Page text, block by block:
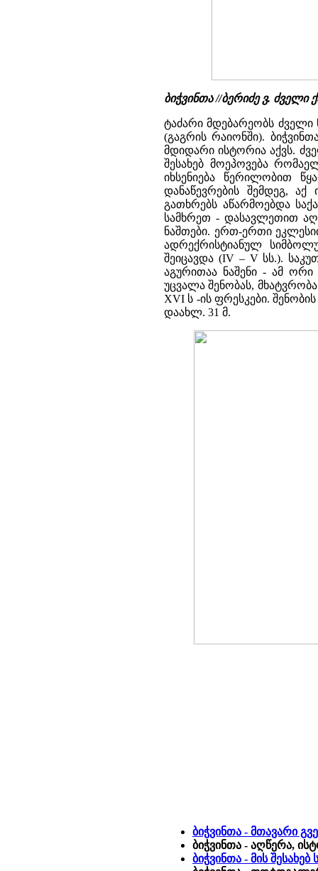
ბიჭვინთა //ბერიძე ვ.
ტაძარი მდებარეობს ძველი
(გაგრის რაიონში).
მდიდარი ისტორია აქვს.
შესახებ მოეპოვება
იხსენიება წერილობით
დანაწევრების შემდეგ,
გათხრებს აწარმოებდა
სამხრეთ - დასავლეთით
ნაშთები. ერთ-ერთი
ადრექრისტიანულ
შეიცავდა (IV – V სს.).
აგურითაა ნაშენი - ამ
უცვალა შენობას,
XVI ს -ის ფრესკები.
დაახლ. 31 მ.
ბიჭვინთა - მთავარი
ბიჭვინთა - აღწერა,
ბიჭვინთა - მის